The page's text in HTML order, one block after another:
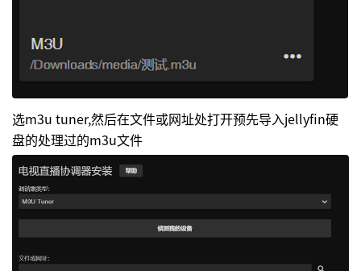
选m3u tuner,然后在文件或网址处打开预先导入jellyfin硬
盘的处理过的m3u文件